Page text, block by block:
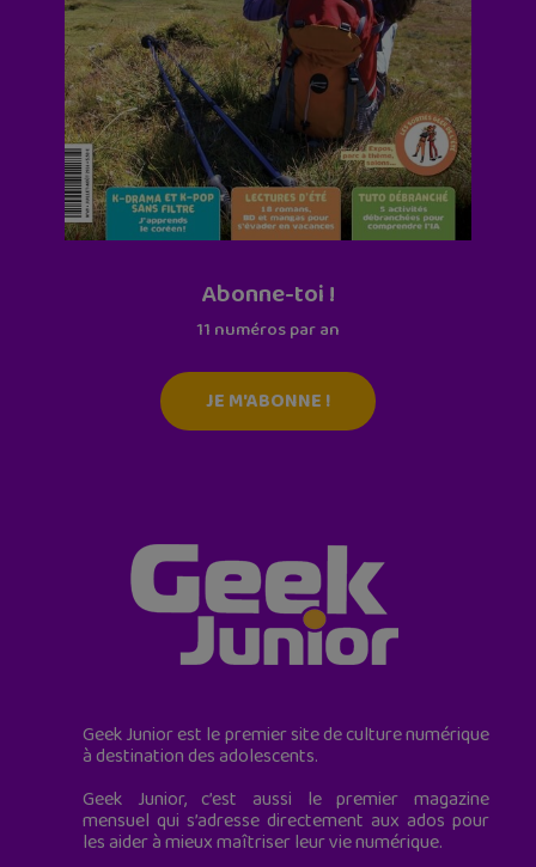
Abonne-toi !
11 numéros par an
JE M'ABONNE !
Geek Junior est le premier site de culture numérique
à destination des adolescents.
Geek Junior, c’est aussi le premier magazine
mensuel qui s’adresse directement aux ados pour
les aider à mieux maîtriser leur vie numérique.